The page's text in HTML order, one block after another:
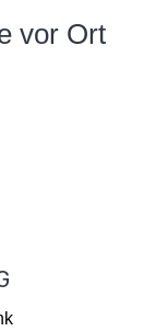
vor Ort